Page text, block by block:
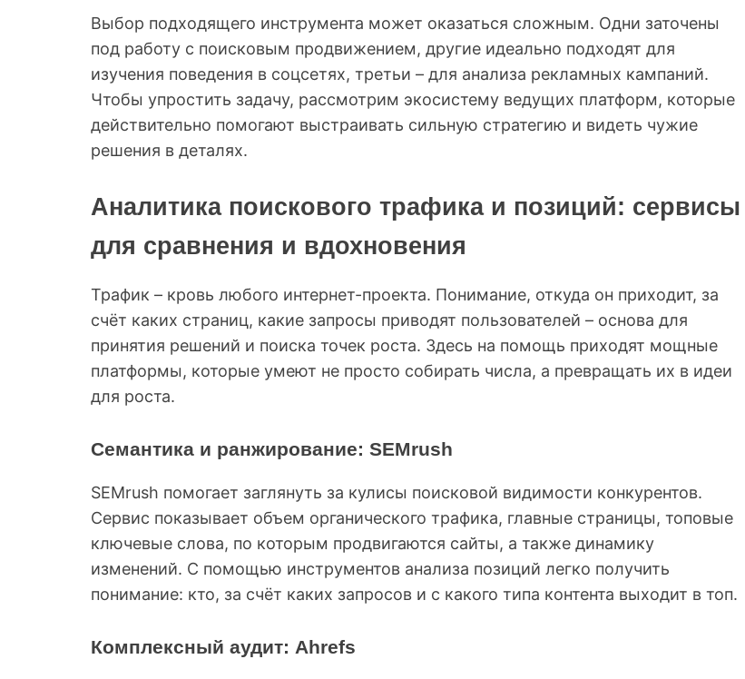
Выбор подходящего инструмента может оказаться сложным. Одни заточены
под работу с поисковым продвижением, другие идеально подходят для
изучения поведения в соцсетях, третьи – для анализа рекламных кампаний.
Чтобы упростить задачу, рассмотрим экосистему ведущих платформ, которые
действительно помогают выстраивать сильную стратегию и видеть чужие
решения в деталях.
Аналитика поискового трафика и позиций: сервисы
для сравнения и вдохновения
Трафик – кровь любого интернет-проекта. Понимание, откуда он приходит, за
счёт каких страниц, какие запросы приводят пользователей – основа для
принятия решений и поиска точек роста. Здесь на помощь приходят мощные
платформы, которые умеют не просто собирать числа, а превращать их в идеи
для роста.
Семантика и ранжирование: SEMrush
SEMrush помогает заглянуть за кулисы поисковой видимости конкурентов.
Сервис показывает объем органического трафика, главные страницы, топовые
ключевые слова, по которым продвигаются сайты, а также динамику
изменений. С помощью инструментов анализа позиций легко получить
понимание: кто, за счёт каких запросов и с какого типа контента выходит в топ.
Комплексный аудит: Ahrefs